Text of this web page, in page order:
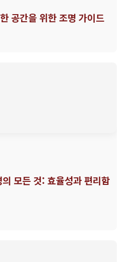
공간을 위한 조명 가이드
모든 것: 효율성과 편리함